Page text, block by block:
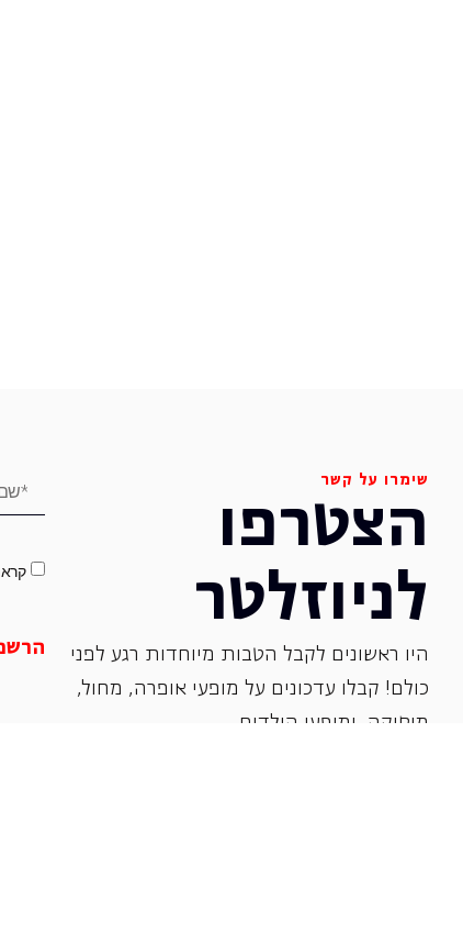
שימרו על קשר
הצטרפו
לניוזלטר
היו ראשונים לקבל הטבות מיוחדות רגע לפני
כולם! קבלו עדכונים על מופעי אופרה, ‏מחול,
‏מוסיקה, ומופעי הילדים.